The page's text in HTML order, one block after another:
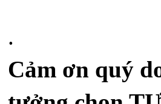
.
Cảm ơn quý